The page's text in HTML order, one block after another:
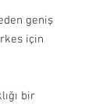
geniş
için
bir